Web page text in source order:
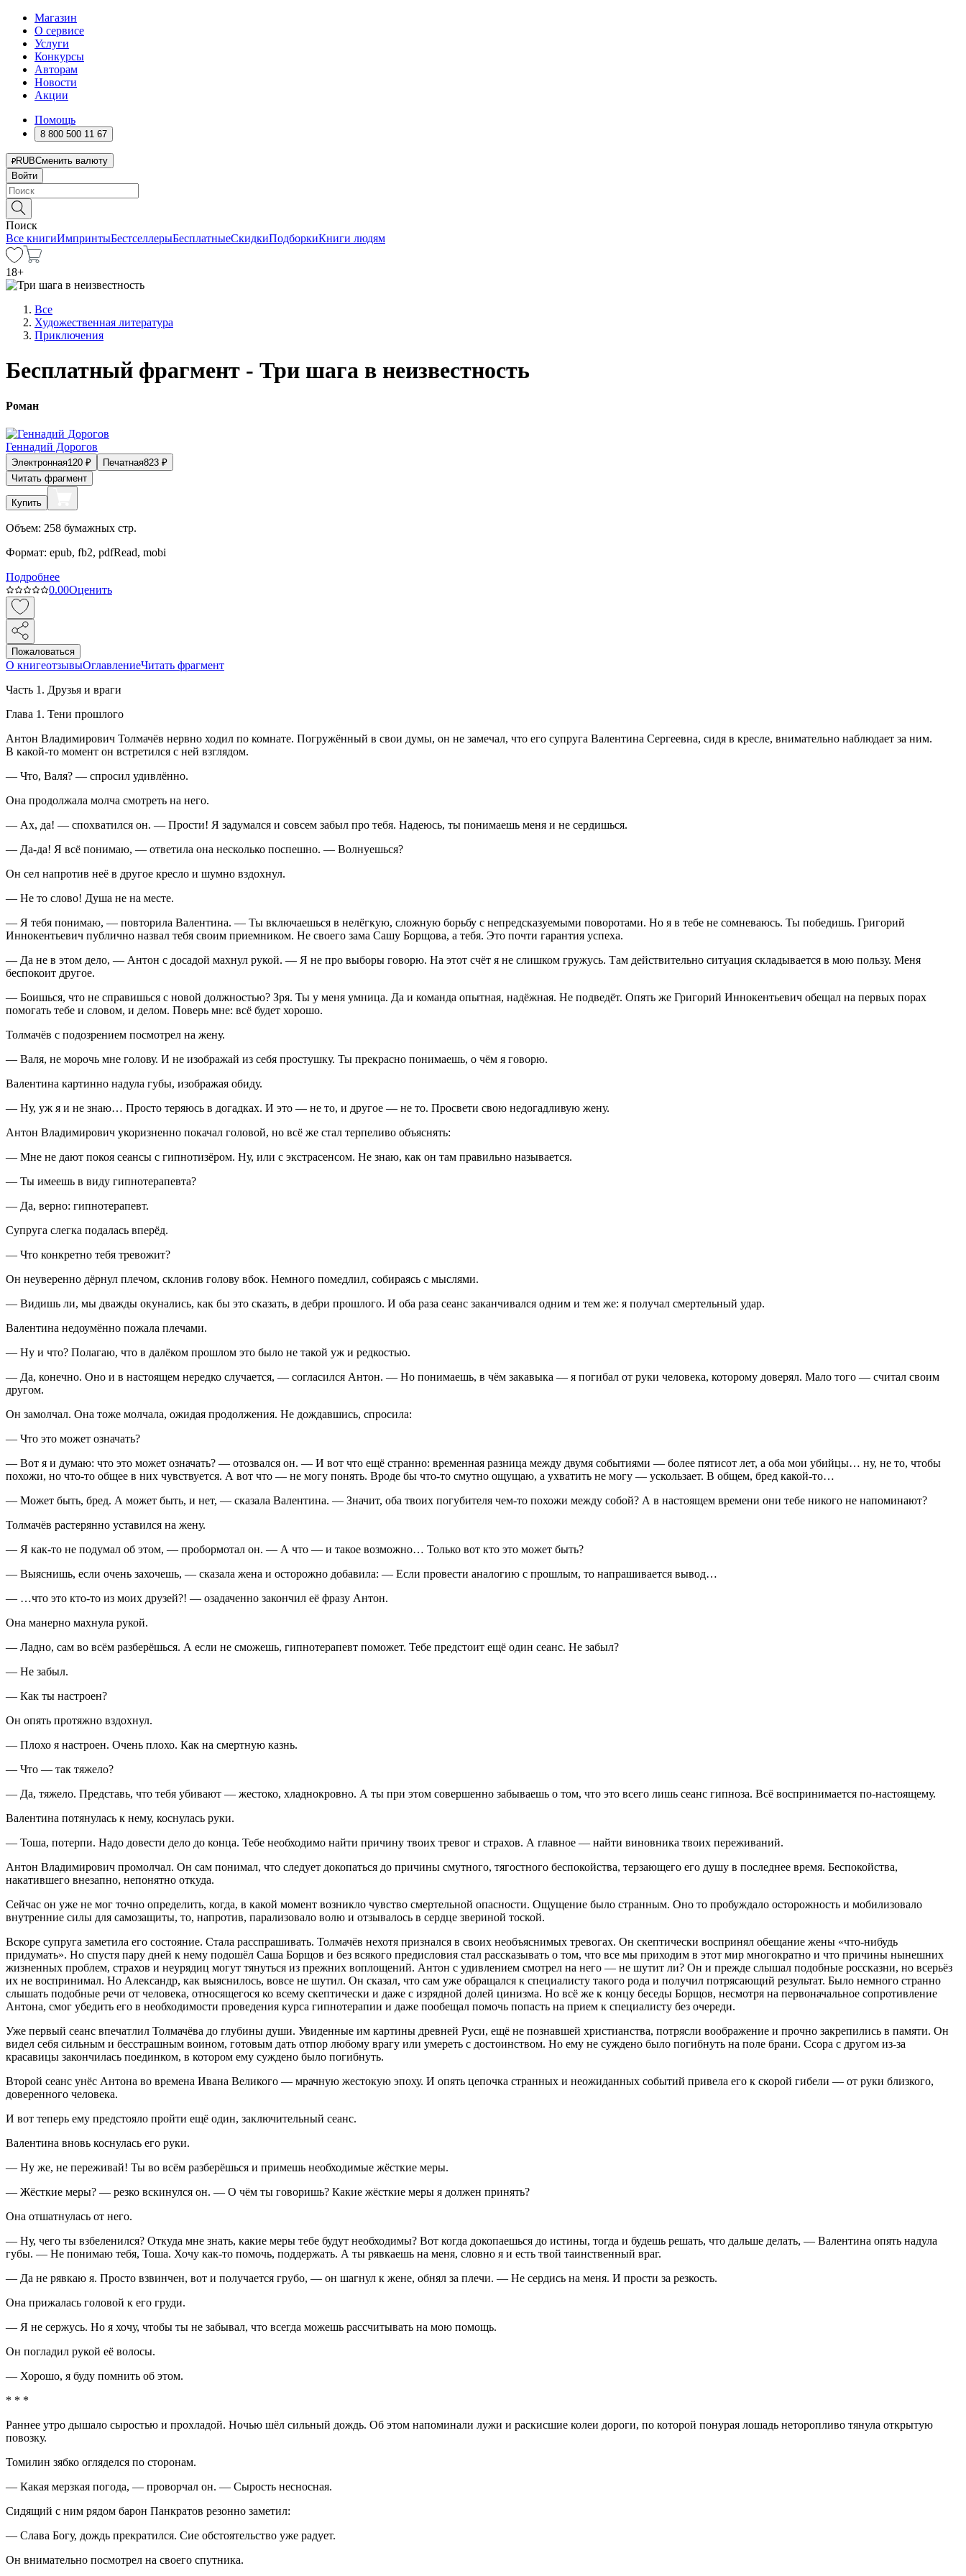
Магазин
О сервисе
Услуги
Конкурсы
Авторам
Новости
Акции
Помощь
8 800 500 11 67
RUBСменить валюту
Войти
Поиск
Все книгиИмпринтыБестселлерыБесплатныеСкидкиПодборкиКниги людям
18+
Все
Художественная литература
Приключения
Бесплатный фрагмент - Три шага в неизвестность
Роман
Геннадий Дорогов
Электронная120 ₽ Печатная823 ₽
Читать фрагмент
Купить
Объем: 258 бумажных стр.
Формат: epub, fb2, pdfRead, mobi
Подробнее
0.00Оценить
Пожаловаться
О книгеотзывыОглавлениеЧитать фрагмент
Часть 1. Друзья и враги
Глава 1. Тени прошлого
Антон Владимирович Толмачёв нервно ходил по комнате. Погружённый в свои думы, он не замечал, что его супруга Валентина Сергеевна, сидя в кресле, внимательно наблюдает за ним.
В какой-то момент он встретился с ней взглядом.
— Что, Валя? — спросил удивлённо.
Она продолжала молча смотреть на него.
— Ах, да! — спохватился он. — Прости! Я задумался и совсем забыл про тебя. Надеюсь, ты понимаешь меня и не сердишься.
— Да-да! Я всё понимаю, — ответила она несколько поспешно. — Волнуешься?
Он сел напротив неё в другое кресло и шумно вздохнул.
— Не то слово! Душа не на месте.
— Я тебя понимаю, — повторила Валентина. — Ты включаешься в нелёгкую, сложную борьбу с непредсказуемыми поворотами. Но я в тебе не сомневаюсь. Ты победишь. Григорий
Иннокентьевич публично назвал тебя своим приемником. Не своего зама Сашу Борщова, а тебя. Это почти гарантия успеха.
— Да не в этом дело, — Антон с досадой махнул рукой. — Я не про выборы говорю. На этот счёт я не слишком гружусь. Там действительно ситуация складывается в мою пользу. Меня
беспокоит другое.
— Боишься, что не справишься с новой должностью? Зря. Ты у меня умница. Да и команда опытная, надёжная. Не подведёт. Опять же Григорий Иннокентьевич обещал на первых порах
помогать тебе и словом, и делом. Поверь мне: всё будет хорошо.
Толмачёв с подозрением посмотрел на жену.
— Валя, не морочь мне голову. И не изображай из себя простушку. Ты прекрасно понимаешь, о чём я говорю.
Валентина картинно надула губы, изображая обиду.
— Ну, уж я и не знаю… Просто теряюсь в догадках. И это — не то, и другое — не то. Просвети свою недогадливую жену.
Антон Владимирович укоризненно покачал головой, но всё же стал терпеливо объяснять:
— Мне не дают покоя сеансы с гипнотизёром. Ну, или с экстрасенсом. Не знаю, как он там правильно называется.
— Ты имеешь в виду гипнотерапевта?
— Да, верно: гипнотерапевт.
Супруга слегка подалась вперёд.
— Что конкретно тебя тревожит?
Он неуверенно дёрнул плечом, склонив голову вбок. Немного помедлил, собираясь с мыслями.
— Видишь ли, мы дважды окунались, как бы это сказать, в дебри прошлого. И оба раза сеанс заканчивался одним и тем же: я получал смертельный удар.
Валентина недоумённо пожала плечами.
— Ну и что? Полагаю, что в далёком прошлом это было не такой уж и редкостью.
— Да, конечно. Оно и в настоящем нередко случается, — согласился Антон. — Но понимаешь, в чём закавыка — я погибал от руки человека, которому доверял. Мало того — считал своим
другом.
Он замолчал. Она тоже молчала, ожидая продолжения. Не дождавшись, спросила:
— Что это может означать?
— Вот я и думаю: что это может означать? — отозвался он. — И вот что ещё странно: временная разница между двумя событиями — более пятисот лет, а оба мои убийцы… ну, не то, чтобы
похожи, но что-то общее в них чувствуется. А вот что — не могу понять. Вроде бы что-то смутно ощущаю, а ухватить не могу — ускользает. В общем, бред какой-то…
— Может быть, бред. А может быть, и нет, — сказала Валентина. — Значит, оба твоих погубителя чем-то похожи между собой? А в настоящем времени они тебе никого не напоминают?
Толмачёв растерянно уставился на жену.
— Я как-то не подумал об этом, — пробормотал он. — А что — и такое возможно… Только вот кто это может быть?
— Выяснишь, если очень захочешь, — сказала жена и осторожно добавила: — Если провести аналогию с прошлым, то напрашивается вывод…
— …что это кто-то из моих друзей?! — озадаченно закончил её фразу Антон.
Она манерно махнула рукой.
— Ладно, сам во всём разберёшься. А если не сможешь, гипнотерапевт поможет. Тебе предстоит ещё один сеанс. Не забыл?
— Не забыл.
— Как ты настроен?
Он опять протяжно вздохнул.
— Плохо я настроен. Очень плохо. Как на смертную казнь.
— Что — так тяжело?
— Да, тяжело. Представь, что тебя убивают — жестоко, хладнокровно. А ты при этом совершенно забываешь о том, что это всего лишь сеанс гипноза. Всё воспринимается по-настоящему.
Валентина потянулась к нему, коснулась руки.
— Тоша, потерпи. Надо довести дело до конца. Тебе необходимо найти причину твоих тревог и страхов. А главное — найти виновника твоих переживаний.
Антон Владимирович промолчал. Он сам понимал, что следует докопаться до причины смутного, тягостного беспокойства, терзающего его душу в последнее время. Беспокойства,
накатившего внезапно, непонятно откуда.
Сейчас он уже не мог точно определить, когда, в какой момент возникло чувство смертельной опасности. Ощущение было странным. Оно то пробуждало осторожность и мобилизовало
внутренние силы для самозащиты, то, напротив, парализовало волю и отзывалось в сердце звериной тоской.
Вскоре супруга заметила его состояние. Стала расспрашивать. Толмачёв нехотя признался в своих необъяснимых тревогах. Он скептически воспринял обещание жены «что-нибудь
придумать». Но спустя пару дней к нему подошёл Саша Борщов и без всякого предисловия стал рассказывать о том, что все мы приходим в этот мир многократно и что причины нынешних
жизненных проблем, страхов и неурядиц могут тянуться из прежних воплощений. Антон с удивлением смотрел на него — не шутит ли? Он и прежде слышал подобные россказни, но всерьёз
их не воспринимал. Но Александр, как выяснилось, вовсе не шутил. Он сказал, что сам уже обращался к специалисту такого рода и получил потрясающий результат. Было немного странно
слышать подобные речи от человека, относящегося ко всему скептически и даже с изрядной долей цинизма. Но всё же к концу беседы Борщов, несмотря на первоначальное сопротивление
Антона, смог убедить его в необходимости проведения курса гипнотерапии и даже пообещал помочь попасть на прием к специалисту без очереди.
Уже первый сеанс впечатлил Толмачёва до глубины души. Увиденные им картины древней Руси, ещё не познавшей христианства, потрясли воображение и прочно закрепились в памяти. Он
видел себя сильным и бесстрашным воином, готовым дать отпор любому врагу или умереть с достоинством. Но ему не суждено было погибнуть на поле брани. Ссора с другом из-за
красавицы закончилась поединком, в котором ему суждено было погибнуть.
Второй сеанс унёс Антона во времена Ивана Великого — мрачную жестокую эпоху. И опять цепочка странных и неожиданных событий привела его к скорой гибели — от руки близкого,
доверенного человека.
И вот теперь ему предстояло пройти ещё один, заключительный сеанс.
Валентина вновь коснулась его руки.
— Ну же, не переживай! Ты во всём разберёшься и примешь необходимые жёсткие меры.
— Жёсткие меры? — резко вскинулся он. — О чём ты говоришь? Какие жёсткие меры я должен принять?
Она отшатнулась от него.
— Ну, чего ты взбеленился? Откуда мне знать, какие меры тебе будут необходимы? Вот когда докопаешься до истины, тогда и будешь решать, что дальше делать, — Валентина опять надула
губы. — Не понимаю тебя, Тоша. Хочу как-то помочь, поддержать. А ты рявкаешь на меня, словно я и есть твой таинственный враг.
— Да не рявкаю я. Просто взвинчен, вот и получается грубо, — он шагнул к жене, обнял за плечи. — Не сердись на меня. И прости за резкость.
Она прижалась головой к его груди.
— Я не сержусь. Но я хочу, чтобы ты не забывал, что всегда можешь рассчитывать на мою помощь.
Он погладил рукой её волосы.
— Хорошо, я буду помнить об этом.
* * *
Раннее утро дышало сыростью и прохладой. Ночью шёл сильный дождь. Об этом напоминали лужи и раскисшие колеи дороги, по которой понурая лошадь неторопливо тянула открытую
повозку.
Томилин зябко огляделся по сторонам.
— Какая мерзкая погода, — проворчал он. — Сырость несносная.
Сидящий с ним рядом барон Панкратов резонно заметил:
— Слава Богу, дождь прекратился. Сие обстоятельство уже радует.
Он внимательно посмотрел на своего спутника.